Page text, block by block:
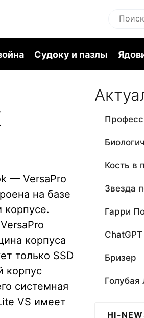
Судоку и пазлы
— VersaPro
на базе
корпусе.
корпуса
только SSD
корпус
системная
VS имеет
Кость в
Звезда
Гарри
Бризер
Голубая
HI-